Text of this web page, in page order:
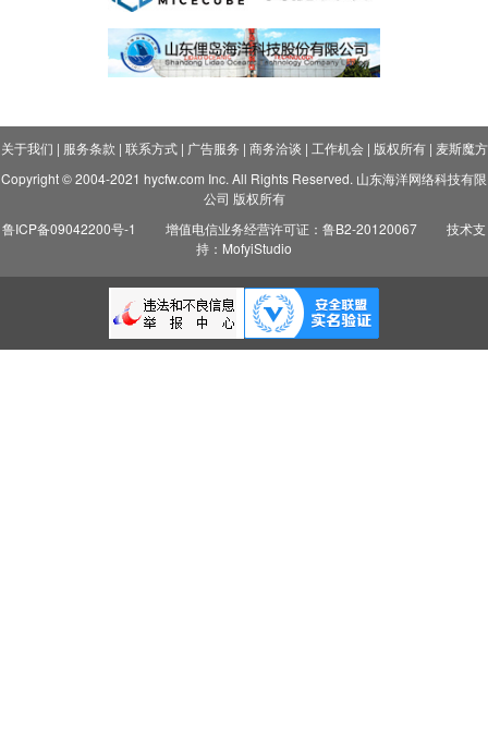
关于我们 | 服务条款 | 联系方式| 广告服务 | 商务洽谈 | 工作机会| 版权所有| 麦斯魔方
Copyright © 2004-2021 hycfw.com Inc. All Rights Reserved. 山东海洋网络科技有限
公司 版权所有
鲁ICP备09042200号-1
增值电信业务经营许可证：鲁B2-20120067
技术支
持：MofyiStudio